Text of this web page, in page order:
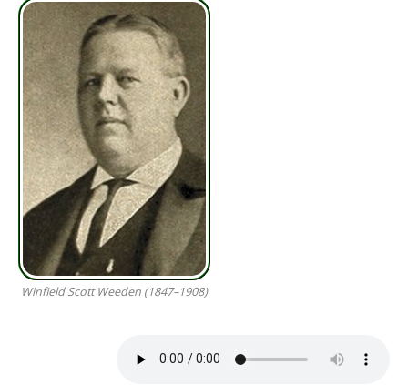
Winfield Scott Weeden (1847–1908)